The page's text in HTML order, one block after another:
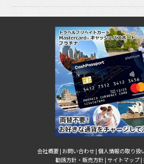
会社概要 | お問い合わせ |個人情報の取り扱
勧誘方針・販売方針 |サイトマップ |